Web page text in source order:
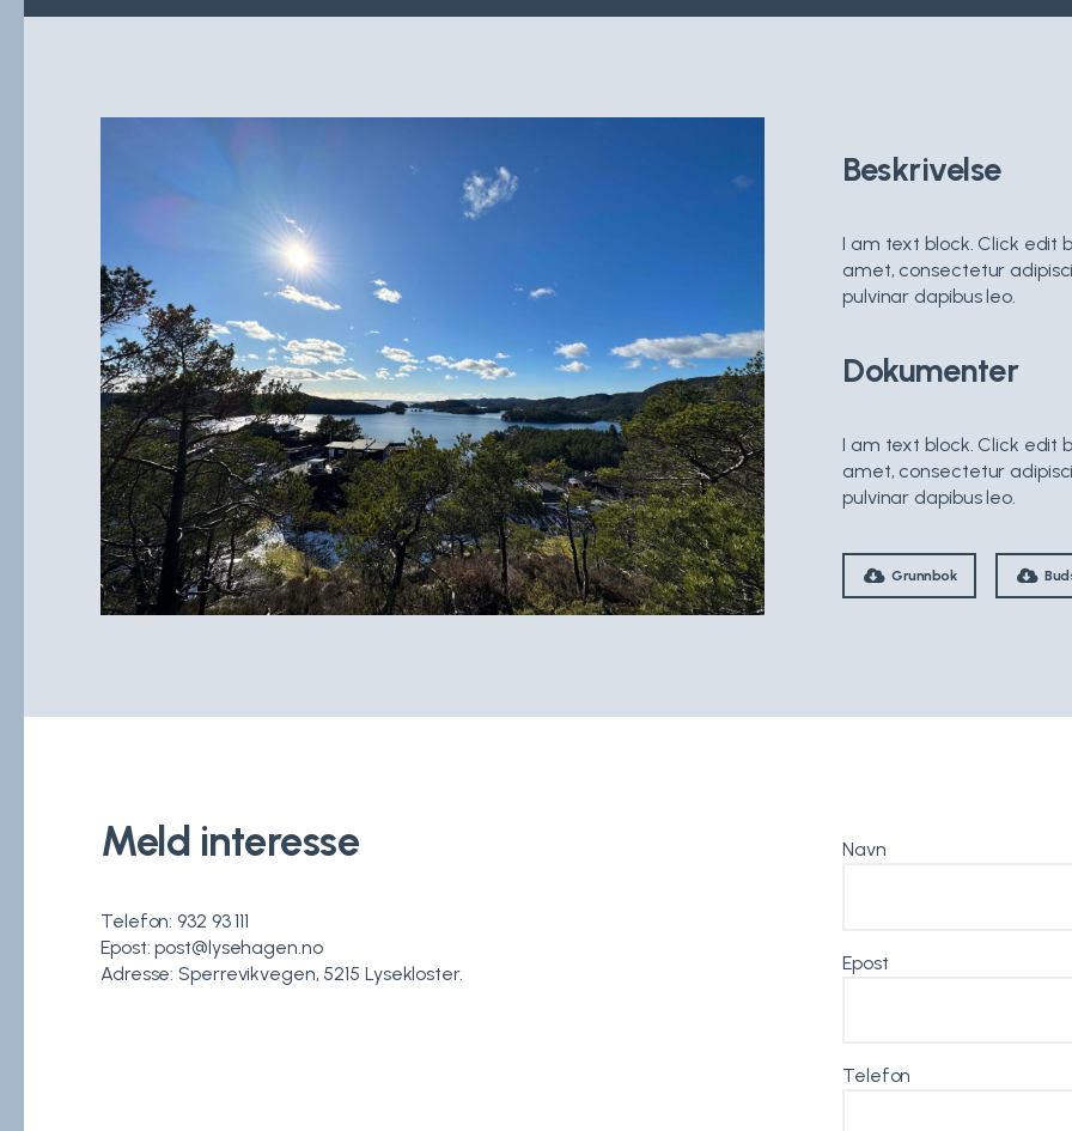
Beskrivelse
I am text block. Click edit
amet, consectetur
pulvinar dapibus leo.
Dokumenter
I am text block. Click edit
amet, consectetur
pulvinar dapibus leo.
Grunnbok
Meld interesse
Telefon: 932 93 111
Epost: post@lysehagen.no
Adresse: Sperrevikvegen, 5215 Lysekloster.
Navn
Epost
Telefon